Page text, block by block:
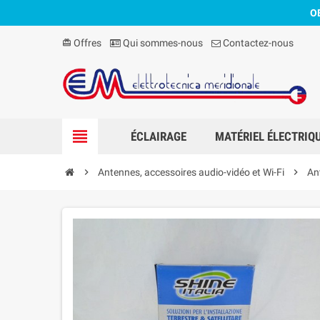
card_giftcard Offres Qui sommes-nous Contactez-nous
view_headline ÉCLAIRAGE MATÉRIEL
chevron_right Antennes, accessoires audio-vidéo et Wi-Fi chevron_right